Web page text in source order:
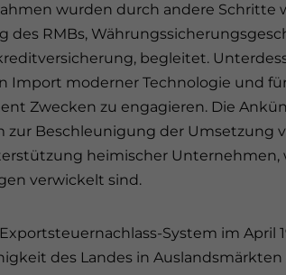
wurden durch andere Schritte
des RMBs,
begleitet.
Import moderner Technologie und
Zwecken zu engagieren. Die
zur Beschleunigung der Umsetzung
heimischer
verwickelt sind.
System im
des Landes in